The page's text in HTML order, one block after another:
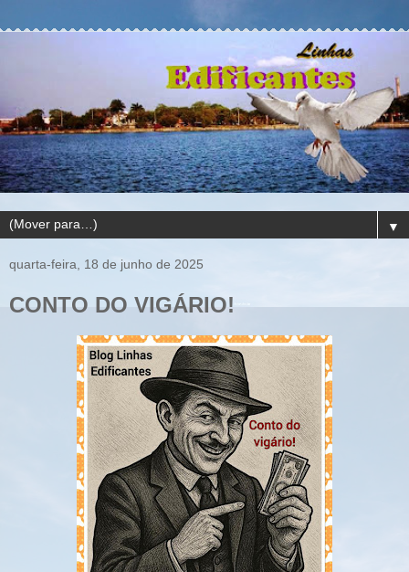
▼
quarta-feira, 18 de junho de 2025
CONTO DO VIGÁRIO!